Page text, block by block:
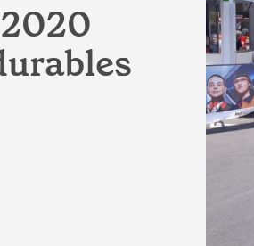
2020
urables